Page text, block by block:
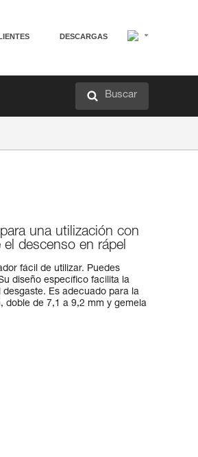
DESCARGAS
Buscar
una utilización con
descenso en rápel
fácil de utilizar. Puedes
diseño específico facilita la
Es adecuado para la
doble de 7,1 a 9,2 mm y gemela